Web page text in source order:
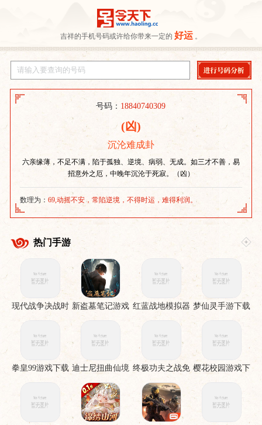
吉祥的手机号码或许给你带来一定的 好运 。
号码： 18840740309
(凶)
沉沦难成卦
六亲缘薄，不足不满，陷于孤独、逆境、病弱、无成。如三才不善，易
招意外之厄，中晚年沉沦于死寂。（凶）
数理为：69,动摇不安，常陷逆境，不得时运，难得利润。
热门手游
现代战争决战时
刻手机版
新盗墓笔记游戏 红蓝战地模拟器
手游
梦仙灵手游下载
拳皇99游戏下载 迪士尼扭曲仙境 终极功夫之战免
费版
樱花校园游戏下